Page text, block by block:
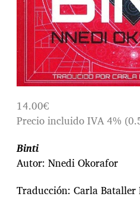
14.00€
Precio incluido IVA 4%
Binti
Autor: Nnedi Okorafor
Traducción: Carla Bataller